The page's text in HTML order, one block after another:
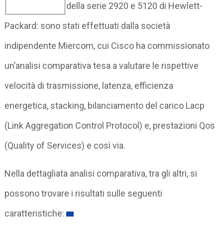
della serie 2920 e 5120 di Hewlett-
Packard: sono stati effettuati dalla società
indipendente Miercom, cui Cisco ha commissionato
un’analisi comparativa tesa a valutare le rispettive
velocità di trasmissione, latenza, efficienza
energetica, stacking, bilanciamento del carico Lacp
(Link Aggregation Control Protocol) e, prestazioni Qos
(Quality of Services) e così via.
Nella dettagliata analisi comparativa, tra gli altri, si
possono trovare i risultati sulle seguenti
caratteristiche: